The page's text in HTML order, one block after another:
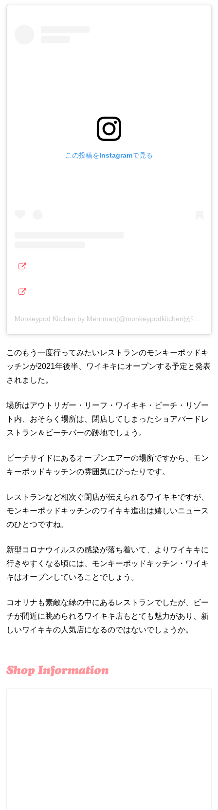
この投稿をInstagramで見る
このもう一度行ってみたいレストランのモンキーポッドキ
ッチンが2021年後半、ワイキキにオープンする予定と発表
されました。
場所はアウトリガー・リーフ・ワイキキ・ビーチ・リゾー
ト内、おそらく場所は、閉店してしまったショアバードレ
ストラン＆ビーチバーの跡地でしょう。
ビーチサイドにあるオープンエアーの場所ですから、モン
キーポッドキッチンの雰囲気にぴったりです。
レストランなど相次ぐ閉店が伝えられるワイキキですが、
モンキーポッドキッチンのワイキキ進出は嬉しいニュース
のひとつですね。
新型コロナウイルスの感染が落ち着いて、よりワイキキに
行きやすくなる頃には、モンキーポッドキッチン・ワイキ
キはオープンしていることでしょう。
コオリナも素敵な緑の中にあるレストランでしたが、ビー
チが間近に眺められるワイキキ店もとても魅力があり、新
しいワイキキの人気店になるのではないでしょうか。